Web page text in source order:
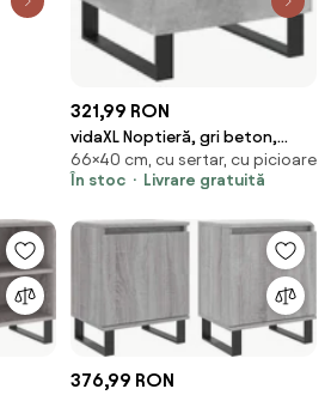
321,99 RON
vidaXL Noptieră, gri beton,
40x40x66 cm, lemn compozit
66×40 cm, cu sertar, cu picioare
În stoc
Livrare gratuită
376,99 RON